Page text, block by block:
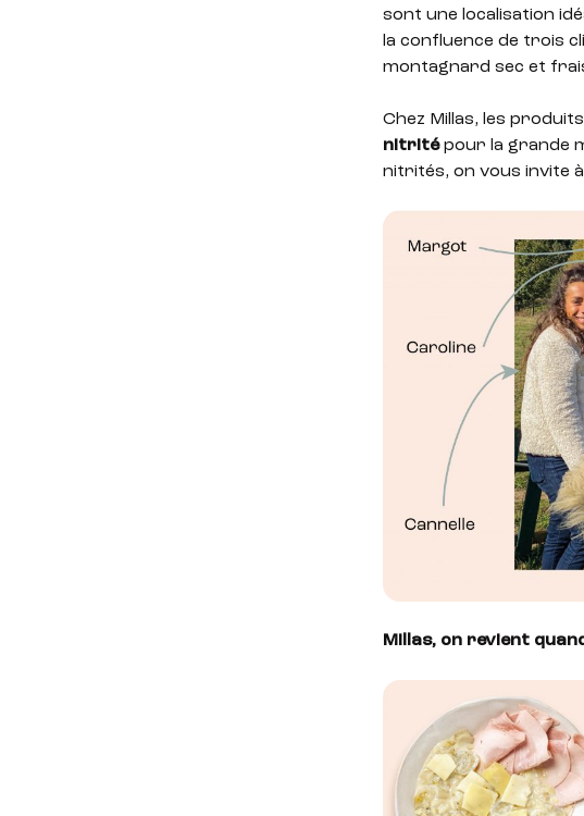
sont une localisation
la confluence de trois
montagnard sec et
Chez Millas, les
nitritépour la grande
nitrités, on vous invite
Millas, on revient